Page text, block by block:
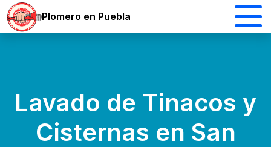
Plomero en Puebla
Lavado de Tinacos y
Cisternas en San